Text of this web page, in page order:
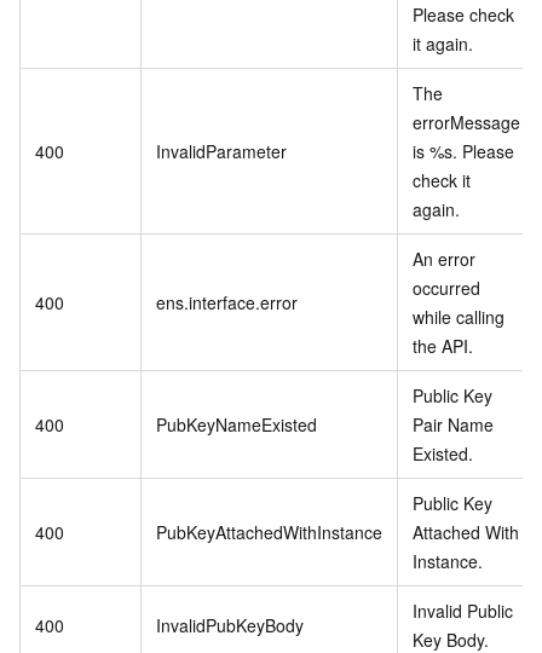
Please check
it again.
400 InvalidParameter
The
errorMessage
is %s. Please
check it
again.
400 ens.interface.error
An error
occurred
while calling
the API.
400 PubKeyNameExisted
Public Key
Pair Name
Existed.
400 PubKeyAttachedWithInstance
Public Key
Attached With
Instance.
400 InvalidPubKeyBody
Invalid Public
Key Body.